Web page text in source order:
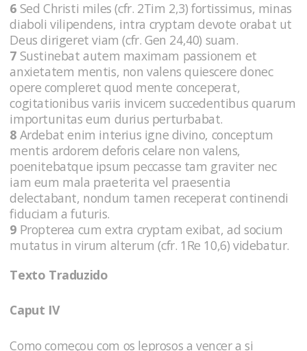
6 Sed Christi miles (cfr. 2Tim 2,3) fortissimus, minas
diaboli vilipendens, intra cryptam devote orabat ut
Deus dirigeret viam (cfr. Gen 24,40) suam.
7 Sustinebat autem maximam passionem et
anxietatem mentis, non valens quiescere donec
opere compleret quod mente conceperat,
cogitationibus variis invicem succedentibus quarum
importunitas eum durius perturbabat.
8 Ardebat enim interius igne divino, conceptum
mentis ardorem deforis celare non valens,
poenitebatque ipsum peccasse tam graviter nec
iam eum mala praeterita vel praesentia
delectabant, nondum tamen receperat continendi
fiduciam a futuris.
9 Propterea cum extra cryptam exibat, ad socium
mutatus in virum alterum (cfr. 1Re 10,6) videbatur.
Texto Traduzido
Caput IV
Como começou com os leprosos a vencer a si